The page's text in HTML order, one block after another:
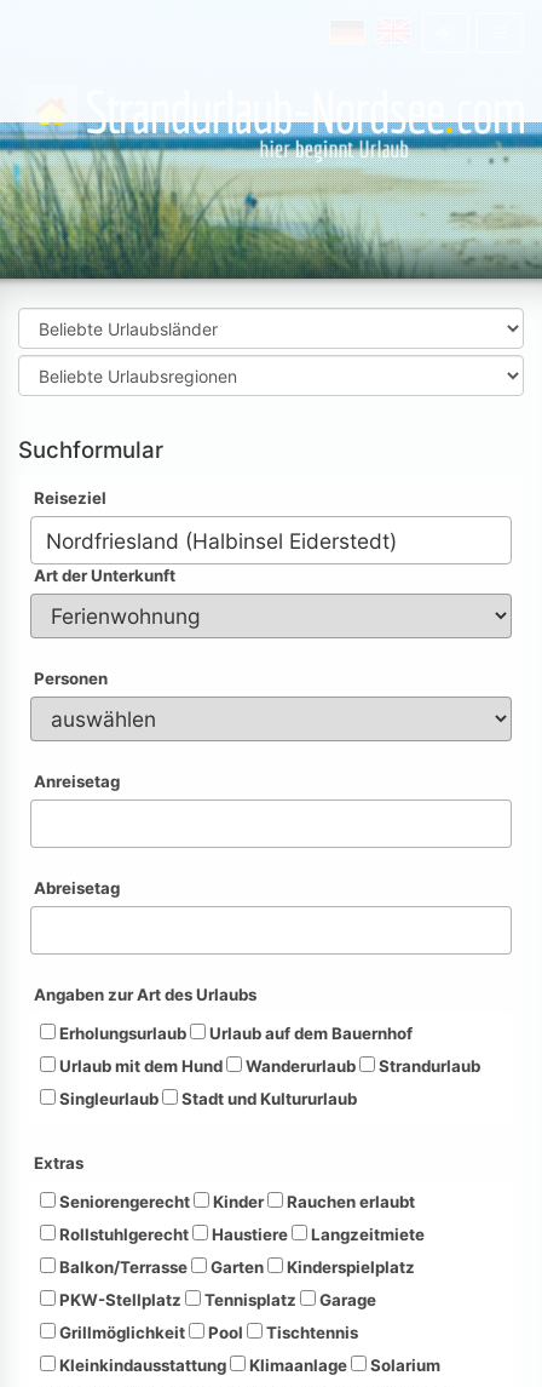
Suchformular
Reiseziel
Art der Unterkunft
Personen
Anreisetag
Abreisetag
Angaben zur Art des Urlaubs
Erholungsurlaub
Urlaub auf dem Bauernhof
Urlaub mit dem Hund
Wanderurlaub
Strandurlaub
Singleurlaub
Stadt und Kultururlaub
Extras
Seniorengerecht
Kinder
Rauchen erlaubt
Rollstuhlgerecht
Haustiere
Langzeitmiete
Balkon/Terrasse
Garten
Kinderspielplatz
PKW-Stellplatz
Tennisplatz
Garage
Grillmöglichkeit
Pool
Tischtennis
Kleinkindausstattung
Klimaanlage
Solarium